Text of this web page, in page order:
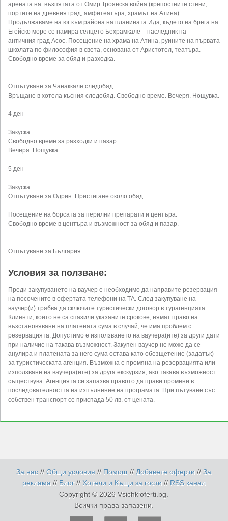
арената на възпятата от Омир Троянска война (крепостните стени,
портите на древния град, амфитеатъра, храмът на Атина).
Продължаваме на юг към района на планината Ида, където на брега на
Егейско море се намира селцето Бехрамкале – наследник на
античния град Асос. Посещение на храма на Атина, руините на първата
школата по философия в света, основана от Аристотел, театъра.
Свободно време за обяд и разходка.
Отпътуване за Чанаккале следобяд.
Връщане в хотела късния следобяд. Свободно време. Вечеря. Нощувка.
4 ден
Закуска.
Свободно време за разходки и пазар.
Вечеря. Нощувка.
5 ден
Закуска.
Отпътуване за Одрин. Пристигане около обяд.
Посещение на борсата за перилни препарати и центъра.
Свободно време в центъра и възможност за обяд и пазар.
Отпътуване за България.
Условия за ползване:
Преди закупуването на ваучер е необходимо да направите резервация
на посочените в офертата телефони на ТА. След закупуване на
ваучер(и) трябва да сключите туристически договор в турагенцията.
Клиенти, които не са спазили указаните срокове, нямат право на
възстановяване на платената сума в случай, че има проблем с
резервацията. Допустимо е използването на ваучера(ите) за други дати
при наличие на такава възможност. Закупен ваучер не може да се
анулира и платената за него сума остава като обезщетение (задатък)
за туристическата агенция. Възможна е промяна на резервацията или
използване на ваучера(ите) за друга екскурзия, ако такава възможност
съществува. Агенцията си запазва правото да прави промени в
последователността на изпълнение на програмата. При пътуване със
собствен транспорт се приспада 50 лв. от цената.
За нас //Общи условия // Помощ //Добавете оферти//За
реклама // Блог //Хотели и Къщи за гости // RSS канал
Copyright © 2026 Vsichkioferti.bg.
Всички права запазени.